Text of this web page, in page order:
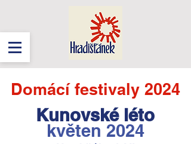
Domácí festivaly 2024
Kunovské léto
květen 2024